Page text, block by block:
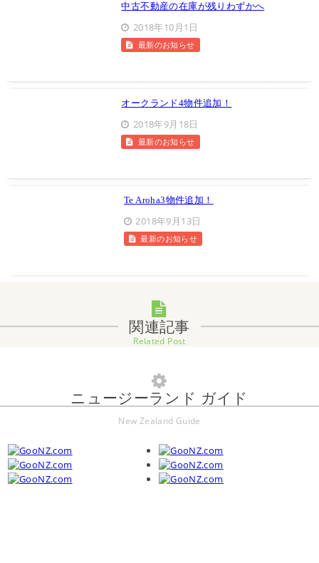
中古不動産の在庫が残りわずかへ
2018年10月1日
最新のお知らせ
オークランド4物件追加！
2018年9月18日
最新のお知らせ
Te Aroha3物件追加！
2018年9月13日
最新のお知らせ
関連記事
Related Post
ニュージーランド ガイド
New Zealand Guide